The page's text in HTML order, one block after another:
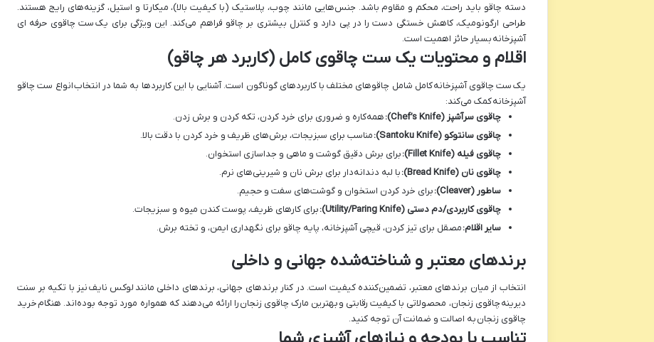
دسته چاقو باید راحت، محکم و مقاوم باشد. جنس‌هایی مانند چوب، پلاستیک (با کیفیت بالا)، میکارتا و استیل، گزینه‌های رایج هستند.
طراحی ارگونومیک، کاهش خستگی دست را در پی دارد و کنترل بیشتری بر چاقو فراهم می‌کند. این ویژگی برای یکست چاقوی حرفه ای
آشپزخانهبسیار حائز اهمیت است.
اقلام و محتویات یک ست چاقوی کامل (کاربرد هر چاقو)
یکست چاقوی آشپزخانهکامل شامل چاقوهای مختلف با کاربردهای گوناگون است. آشنایی با این کاربردها به شما در انتخابانواع ست چاقو
آشپزخانهکمک می‌کند:
چاقوی سرآشپز (Chef’s Knife):
همه‌کاره و ضروری برای خرد کردن، تکه کردن و برش زدن.
چاقوی سانتوکو (Santoku Knife):
مناسب برای سبزیجات، برش‌های ظریف و خرد کردن با دقت بالا.
چاقوی فیله (Fillet Knife):
برای برش دقیق گوشت و ماهی و جداسازی استخوان.
چاقوی نان (Bread Knife):
با لبه دندانه‌دار برای برش نان و شیرینی‌های نرم.
ساطور (Cleaver):
برای خرد کردن استخوان و گوشت‌های سفت و حجیم.
چاقوی کاربردی/دم دستی (Utility/Paring Knife):
برای کارهای ظریف، پوست کندن میوه و سبزیجات.
سایر اقلام:مصقل برای تیز کردن، قیچی آشپزخانه، پایه چاقو برای نگهداری ایمن، و تخته برش.
برندهای معتبر و شناخته‌شده جهانی و داخلی
انتخاب از میان برندهای معتبر، تضمین‌کننده کیفیت است. در کنار برندهای جهانی، برندهای داخلی مانندلوکس نایفنیز با تکیه بر سنت
دیرینهچاقوی زنجان، محصولاتی با کیفیت رقابتی وبهترین مارک چاقوی زنجانرا ارائه می‌دهند که همواره مورد توجه بوده‌اند. هنگامخرید
چاقوی زنجانبه اصالت و ضمانت آن توجه کنید.